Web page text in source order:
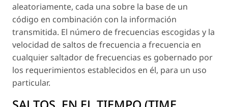
aleatoriamente, cada una sobre la base de un
código en combinación con la información
transmitida. El número de frecuencias escogidas y la
velocidad de saltos de frecuencia a frecuencia en
cualquier saltador de frecuencias es gobernado por
los requerimientos establecidos en él, para un uso
particular.